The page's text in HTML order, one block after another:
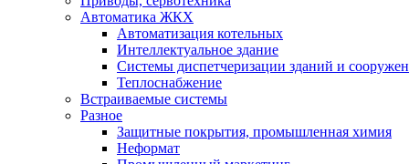
Автоматика ЖКХ
Автоматизация котельных
Интеллектуальное здание
Системы диспетчеризации зданий и
Теплоснабжение
Встраиваемые системы
Разное
Защитные покрытия, промышленная химия
Неформат